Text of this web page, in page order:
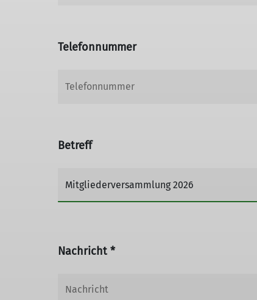
Telefonnummer
Betreff
Nachricht *